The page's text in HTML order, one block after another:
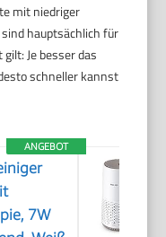
mit niedriger
hauptsächlich für
Je besser das
schneller kannst
ANGEBOT
7W